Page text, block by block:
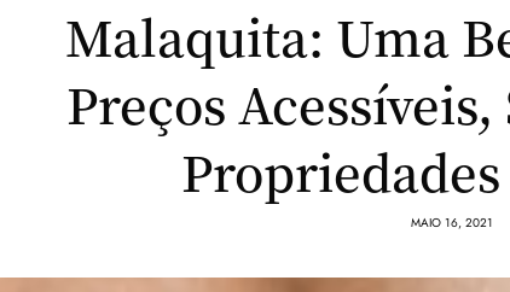
Malaquita: Uma
Preços
MAIO 16, 2021